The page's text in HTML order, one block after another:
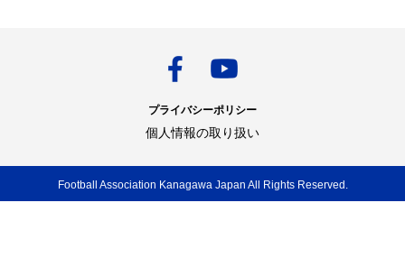
プライバシーポリシー
個人情報の取り扱い
Football Association Kanagawa Japan All Rights Reserved.